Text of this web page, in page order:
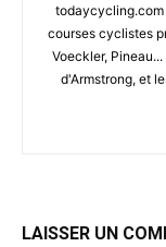
todaycycling.com
courses cyclistes
Voeckler,
d'Armstrong, et
LAISSER UN